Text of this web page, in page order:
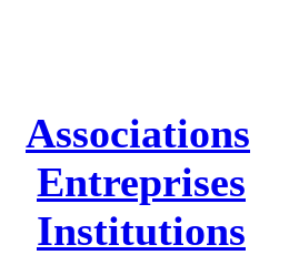
Associations
Entreprises
Institutions